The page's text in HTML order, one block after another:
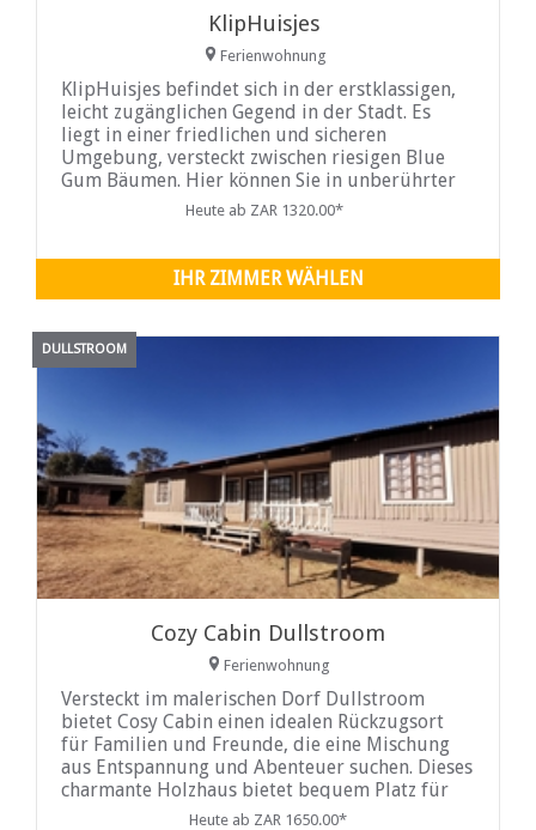
KlipHuisjes
Ferienwohnung
KlipHuisjes befindet sich in der erstklassigen,
leicht zugänglichen Gegend in der Stadt. Es
liegt in einer friedlichen und sicheren
Umgebung, versteckt zwischen riesigen Blue
Gum Bäumen. Hier können Sie in unberührter
Schönheit vor IhrerHeute ab ZAR 1320.00*
IHR ZIMMER WÄHLEN
DULLSTROOM
Cozy Cabin Dullstroom
Ferienwohnung
Versteckt im malerischen Dorf Dullstroom
bietet Cosy Cabin einen idealen Rückzugsort
für Familien und Freunde, die eine Mischung
aus Entspannung und Abenteuer suchen. Dieses
charmante Holzhaus bietet bequem Platz für
bis zu sechs Gäste und verfügt über drei
Heute ab ZAR 1650.00*